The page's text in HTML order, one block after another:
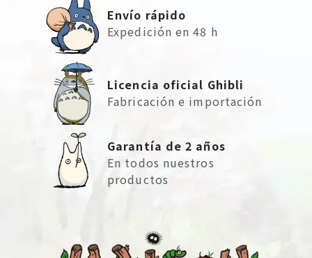
Envío rápido
Expedición en 48 h
Licencia oficial Ghibli
Fabricación e importación
Garantía de 2 años
En todos nuestros
productos